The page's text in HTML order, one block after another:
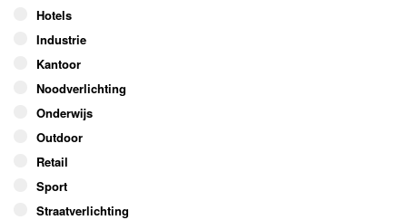
de
productpagina
Hotels
Industrie
Kantoor
Noodverlichting
Onderwijs
Outdoor
Retail
Sport
Straatverlichting